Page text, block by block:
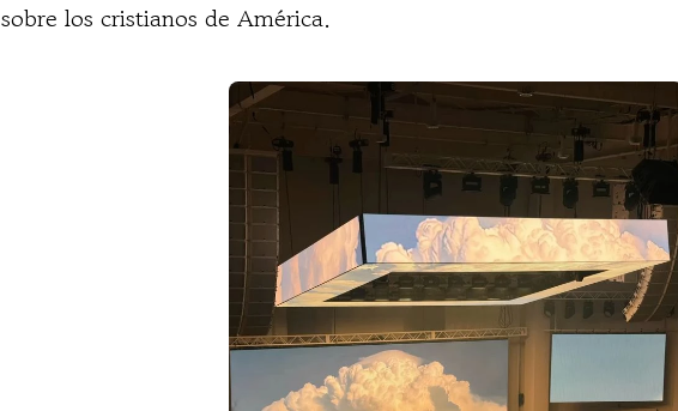
sobre los cristianos de América.